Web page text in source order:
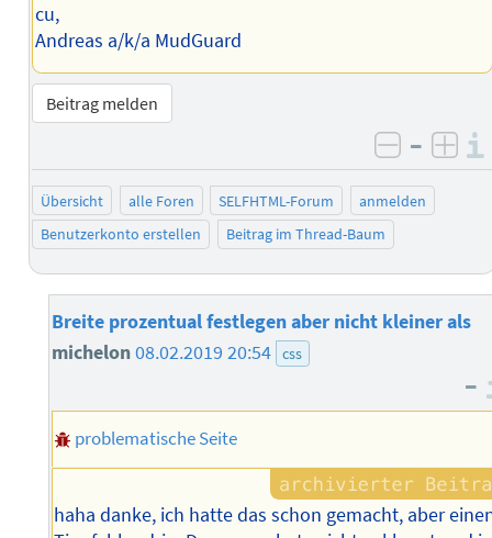
cu,
Andreas a/k/a MudGuard
Beitrag melden
negativ
–
Übersicht alle Foren SELFHTML-Forum
anmelden
Benutzerkonto erstellen
Beitrag im Thread-Baum
Breite prozentual festlegen aber nicht kleiner als
michelon08.02.2019 20:54 css
–
problematische Seite
haha danke, ich hatte das schon gemacht, aber